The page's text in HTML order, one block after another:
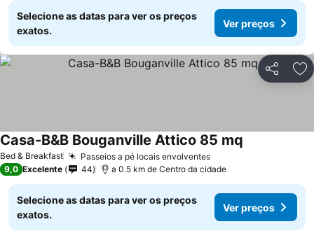
Selecione as datas para ver os preços
exatos.
Ver preços
Partilhar
Bed & Breakfast Passeios a pé locais envolventesVer preços
Casa-B&B Bouganville Attico 85 mq
9,0 Excelente 44 a 0.5 km de Centro da cidade
Selecione as datas para ver os preços
exatos.
Ver preços